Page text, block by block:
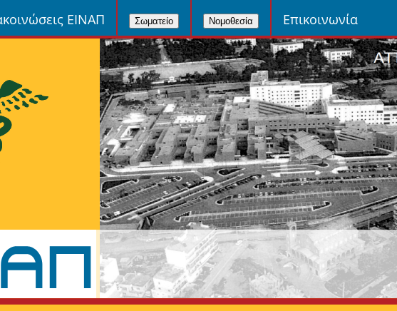
ΕΙΝΑΠ Σωματείο Νομοθεσία Επικοινωνία